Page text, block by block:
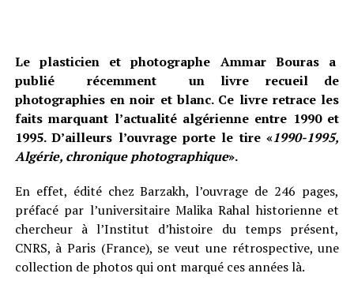
Le plasticien et photographe Ammar Bouras a
publié récemment un livre recueil de
photographies en noir et blanc. Ce livre retrace les
faits marquant l’actualité algérienne entre 1990 et
1995. D’ailleurs l’ouvrage porte le tire «1990-1995,
Algérie, chronique photographique».
En effet, édité chez Barzakh, l’ouvrage de 246 pages,
préfacé par l’universitaire Malika Rahal historienne et
chercheur à l’Institut d’histoire du temps présent,
CNRS, à Paris (France), se veut une rétrospective, une
collection de photos qui ont marqué ces années là.